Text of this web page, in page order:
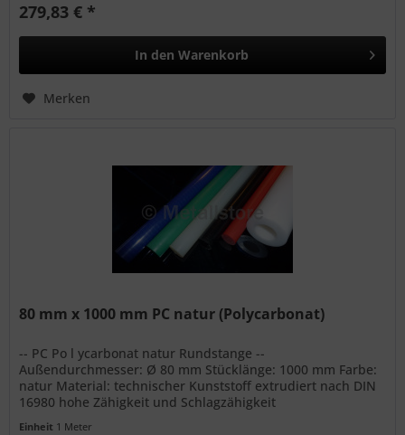
279,83 € *
In den Warenkorb
Merken
80 mm x 1000 mm PC natur (Polycarbonat)
-- PC Po l ycarbonat natur Rundstange --
Außendurchmesser: Ø 80 mm Stücklänge: 1000 mm Farbe:
natur Material: technischer Kunststoff extrudiert nach DIN
16980 hohe Zähigkeit und Schlagzähigkeit
Witterungsbeständig bedingte...
Einheit 1 Meter